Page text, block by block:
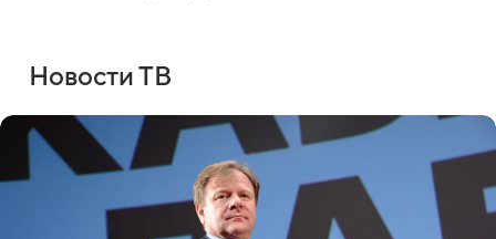
Новости ТВ